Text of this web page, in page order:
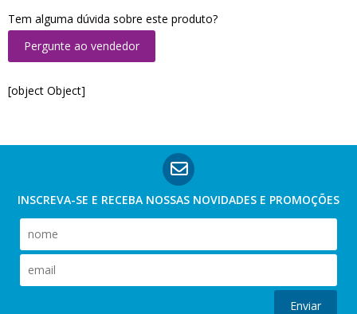
Tem alguma dúvida sobre este produto?
Pergunte ao vendedor
[object Object]
INSCREVA-SE E RECEBA NOSSAS NOVIDADES E PROMOÇÕES
Enviar